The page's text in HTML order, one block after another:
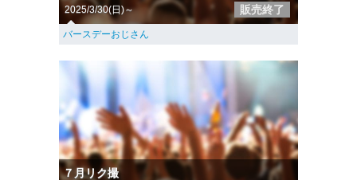
2025/3/30(日)～ 販売終了
バースデーおじさん
７月リク撮